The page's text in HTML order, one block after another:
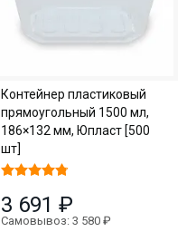
Контейнер пластиковый
прямоугольный 1500 мл,
186×132 мм, Юпласт [500
шт]
3 691 ₽
Самовывоз: 3 580 ₽